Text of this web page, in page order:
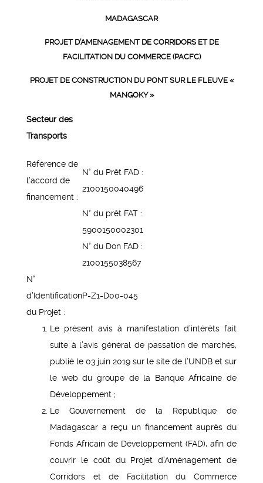
MADAGASCAR
PROJET D’AMENAGEMENT DE CORRIDORS ET DE
FACILITATION DU COMMERCE (PACFC)
PROJET DE CONSTRUCTION DU PONT SUR LE FLEUVE «
MANGOKY »
Secteur des
Transports
Référence de
l’accord de
financement :
N° du Prêt FAD :
2100150040496
N° du prêt FAT :
5900150002301
N° du Don FAD :
2100155038567
N°
d’Identification
du Projet :
P-Z1-D00-045
Le présent avis à manifestation d’intérêts fait
suite à l’avis général de passation de marchés,
publié le 03 juin 2019 sur le site de l’UNDB et sur
le web du groupe de la Banque Africaine de
Développement ;
Le Gouvernement de la République de
Madagascar a reçu un financement auprès du
Fonds Africain de Développement (FAD), afin de
couvrir le coût du Projet d’Aménagement de
Corridors et de Facilitation du Commerce